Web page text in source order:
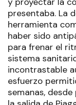
presentaba. La
herramienta
haber sido
para frenar el
sistema
incontrastable
esfuerzo
semanas,